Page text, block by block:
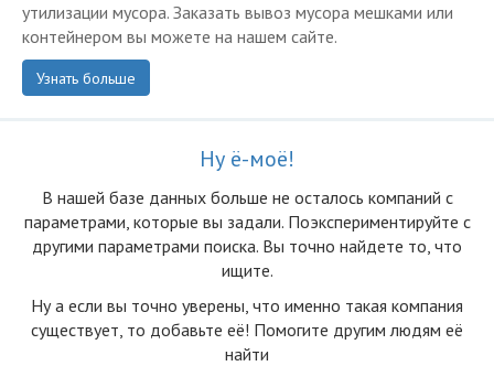
утилизации мусора. Заказать вывоз мусора мешками или
контейнером вы можете на нашем сайте.
Узнать больше
Ну ё-моё!
В нашей базе данных больше не осталоcь компаний с
параметрами, которые вы задали. Поэкспериментируйте с
другими параметрами поиска. Вы точно найдете то, что
ищите.
Ну а если вы точно уверены, что именно такая компания
существует, то добавьте её! Помогите другим людям её
найти